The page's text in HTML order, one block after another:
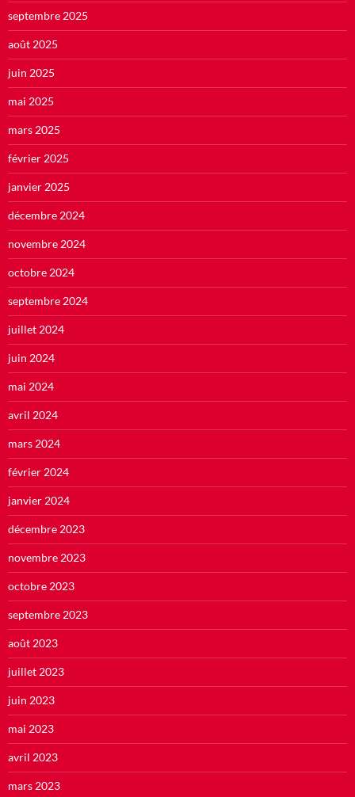
septembre 2025
août 2025
juin 2025
mai 2025
mars 2025
février 2025
janvier 2025
décembre 2024
novembre 2024
octobre 2024
septembre 2024
juillet 2024
juin 2024
mai 2024
avril 2024
mars 2024
février 2024
janvier 2024
décembre 2023
novembre 2023
octobre 2023
septembre 2023
août 2023
juillet 2023
juin 2023
mai 2023
avril 2023
mars 2023